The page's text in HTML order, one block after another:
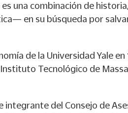
una combinación de historia,
en su búsqueda por
de la Universidad Yale en
Tecnológico de
del Consejo de